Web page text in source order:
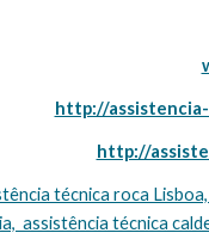
http://
http://
assistência técnica